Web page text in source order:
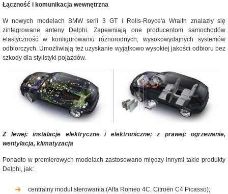
Łączność i komunikacja wewnętrzna
W nowych modelach BMW serii 3 GT i Rolls-Royce'a Wraith znalazły się
zintegrowane anteny Delphi. Zapewniają one producentom samochodów
elastyczność w konfigurowaniu różnorodnych, wysokowydajnych systemów
odbiorczych. Umożliwiają też uzyskanie wyjątkowo wysokiej jakości odbioru bez
szkody dla stylistyki pojazdów.
Z lewej: instalacje elektryczne i elektroniczne; z prawej: ogrzewanie,
wentylacja, klimatyzacja
Ponadto w premierowych modelach zastosowano między innymi takie produkty
Delphi, jak:
centralny moduł sterowania (Alfa Romeo 4C, Citroën C4 Picasso);